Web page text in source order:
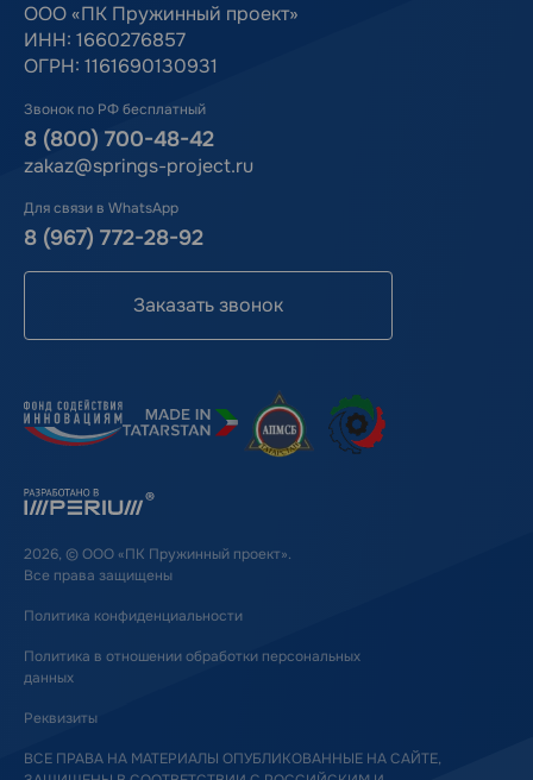
ООО «ПК Пружинный проект»
ИНН: 1660276857
ОГРН: 1161690130931
Звонок по РФ бесплатный
8 (800) 700-48-42
zakaz@springs-project.ru
Для связи в WhatsApp
8 (967) 772-28-92
Заказать звонок
2026, © ООО «ПК Пружинный проект».
Все права защищены
Политика конфиденциальности
Политика в отношении обработки персональных
данных
Реквизиты
ВСЕ ПРАВА НА МАТЕРИАЛЫ ОПУБЛИКОВАННЫЕ НА САЙТЕ,